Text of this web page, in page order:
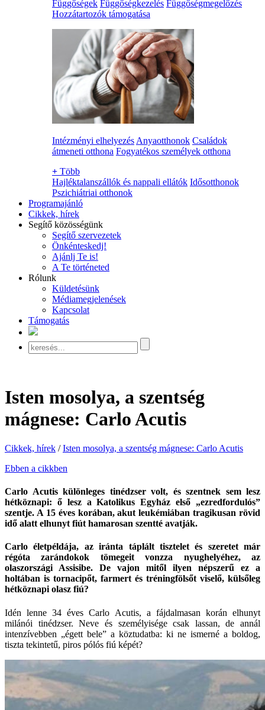
Függőségek Függőségkezelés Függőségmegelőzés
Hozzátartozók támogatása
Intézményi elhelyezés Anyaotthonok Családok
átmeneti otthona Fogyatékos személyek otthona
+ Több
Hajléktalanszállók és nappali ellátók Idősotthonok
Pszichiátriai otthonok
Programajánló
Cikkek, hírek
Segítő közösségünk
Segítő szervezetek
Önkénteskedj!
Ajánlj Te is!
A Te történeted
Rólunk
Küldetésünk
Médiamegjelenések
Kapcsolat
Támogatás
Isten mosolya, a szentség
mágnese: Carlo Acutis
Cikkek, hírek /Isten mosolya, a szentség mágnese: Carlo Acutis
Ebben a cikkben
Carlo Acutis különleges tinédzser volt, és szentnek sem lesz
hétköznapi: ő lesz a Katolikus Egyház első „ezredfordulós”
szentje. A 15 éves korában, akut leukémiában tragikusan rövid
idő alatt elhunyt fiút hamarosan szentté avatják.
Carlo életpéldája, az iránta táplált tisztelet és szeretet már
régóta zarándokok tömegeit vonzza nyughelyéhez, az
olaszországi Assisibe. De vajon mitől ilyen népszerű ez a
holtában is tornacipőt, farmert és tréningfölsőt viselő, külsőleg
hétköznapi olasz fiú?
Idén lenne 34 éves Carlo Acutis, a fájdalmasan korán elhunyt
milánói tinédzser. Neve és személyisége csak lassan, de annál
intenzívebben „égett bele” a köztudatba: ki ne ismerné a boldog,
tiszta tekintetű, piros pólós fiú képét?